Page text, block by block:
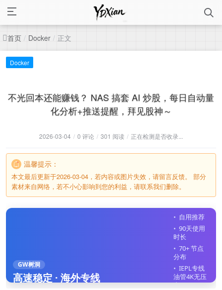
首页 / Docker / 正文
Docker
不光回本还能赚钱？ NAS 搞套 AI 炒股，每日自动量
化分析+推送提醒，拜见股神～
2026-03-04 / 0 评论 / 301 阅读 / 正在检测是否收录...
温馨提示：
本文最后更新于2026-03-04，若内容或图片失效，请留言反馈。 部分
素材来自网络，若不小心影响到您的利益，请联系我们删除。
GW树洞
高速稳定 · 海外专线
自用推荐
90天使用
时长
70+ 节点
分布
IEPL专线
油管4K无压
力